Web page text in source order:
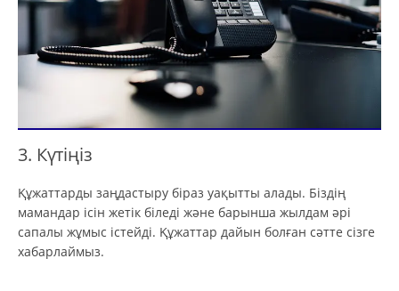
3. Күтіңіз
Құжаттарды заңдастыру біраз уақытты алады. Біздің
мамандар ісін жетік біледі және барынша жылдам әрі
сапалы жұмыс істейді. Құжаттар дайын болған сәтте сізге
хабарлаймыз.